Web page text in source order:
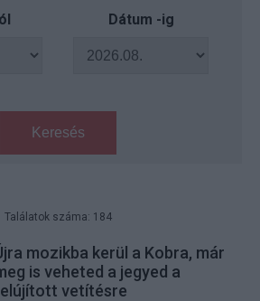
Dátum -ig
Keresés
Találatok száma: 184
mozikba kerül a Kobra, már
is veheted a jegyed a
vetítésre